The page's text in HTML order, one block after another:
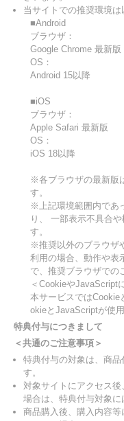
当サイトでの推奨環境は
■Android
ブラウザ：
Google Chrome 最新版
OS：
Android 15以降
■iOS
ブラウザ：
Apple Safari 最新版
OS：
iOS 18以降
※各ブラウザの最新版
す。
※上記環境範囲内であ
り、 一部表示不具合
す。
※推奨以外のブラウザ
利用の場合、動作や表
で、推奨ブラウザでの
＜CookieやJavaScript
本サービスではCookie
okieとJavaScriptが使
特典付与につきまして
＜共通のご注意事項＞
特典付与の対象は、商
す。
対象サイトにアクセス
場合は、特典付与対象に
商品購入後、購入内容